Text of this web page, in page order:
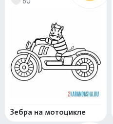
Зебра на мотоцикле